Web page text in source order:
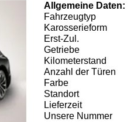
Allgemeine Daten:
Fahrzeugtyp
Karosserieform
Erst-Zul.
Getriebe
Kilometerstand
Anzahl der Türen
Farbe
Standort
Lieferzeit
Unsere Nummer